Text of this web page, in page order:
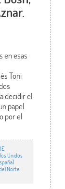
en esas
Toni
decidir el
papel
por el
Unidos
Norte